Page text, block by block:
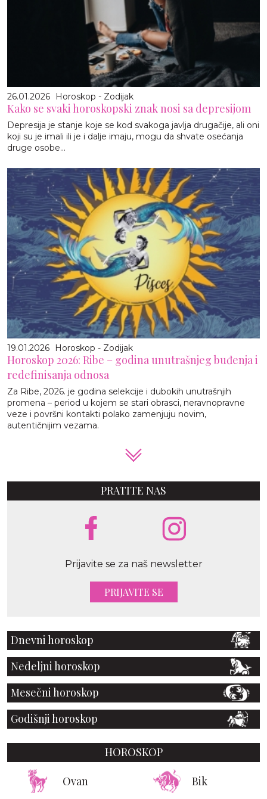
26.01.2026 Horoskop - Zodijak
Kako se svaki horoskopski znak nosi sa depresijom
Depresija je stanje koje se kod svakoga javlja drugačije, ali oni
koji su je imali ili je i dalje imaju, mogu da shvate osećanja
druge osobe...
19.01.2026 Horoskop - Zodijak
Horoskop 2026: Ribe – godina unutrašnjeg buđenja i
redefinisanja odnosa
Za Ribe, 2026. je godina selekcije i dubokih unutrašnjih
promena – period u kojem se stari obrasci, neravnopravne
veze i površni kontakti polako zamenjuju novim,
autentičnijim vezama.
PRATITE NAS
Prijavite se za naš newsletter
PRIJAVITE SE
Dnevni horoskop
Nedeljni horoskop
Mesečni horoskop
Godišnji horoskop
HOROSKOP
Ovan Bik